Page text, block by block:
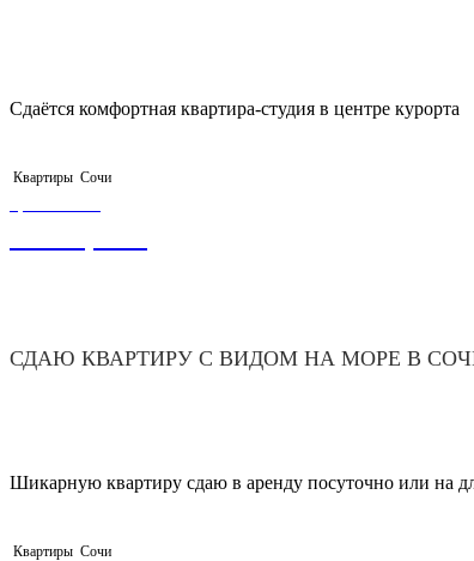
Сдаётся комфортная квартира-студия в центре курорта
Квартиры Сочи
СДАЮ КВАРТИРУ С ВИДОМ НА МОРЕ В
Шикарную квартиру сдаю в аренду посуточно или на
Квартиры Сочи